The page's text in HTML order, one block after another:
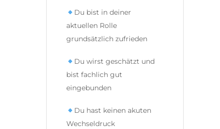
Du bist in deiner
aktuellen Rolle
grundsätzlich zufrieden
Du wirst geschätzt und
bist fachlich gut
eingebunden
Du hast keinen akuten
Wechseldruck